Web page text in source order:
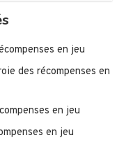
en jeu
des récompenses en
en jeu
en jeu